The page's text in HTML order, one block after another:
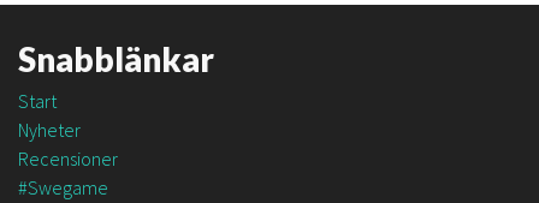
Snabblänkar
Start
Nyheter
Recensioner
#Swegame